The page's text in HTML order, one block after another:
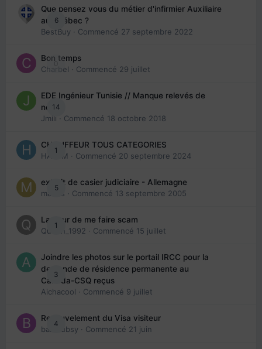
6
Que pensez vous du métier d'infirmier Auxiliaire
au Québec ?
BestBuy · Commencé 27 septembre 2022
0
Bon temps
Charbel · Commencé 29 juillet
14
EDE Ingénieur Tunisie // Manque relevés de
note
Jmili · Commencé 18 octobre 2018
1
CHAUFFEUR TOUS CATEGORIES
HAZEM · Commencé 20 septembre 2024
5
extrait de casier judiciaire - Allemagne
maries · Commencé 13 septembre 2005
1
La peur de me faire scam
Queen_1992 · Commencé 15 juillet
3
Joindre les photos sur le portail IRCC pour la
demande de résidence permanente au
Canada-CSQ reçus
Aichacool · Commencé 9 juillet
4
Renouvelement du Visa visiteur
babibubsy · Commencé 21 juin